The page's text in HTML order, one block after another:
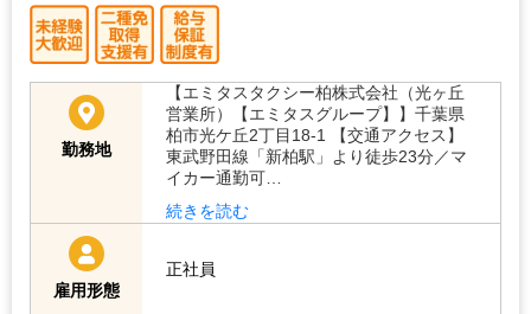
勤務地
【エミタスタクシー柏株式会社（光ヶ丘
営業所）【エミタスグループ】】千葉県
柏市光ケ丘2丁目18-1 【交通アクセス】
東武野田線「新柏駅」より徒歩23分／マ
イカー通勤可…
続きを読む
雇用形態
正社員